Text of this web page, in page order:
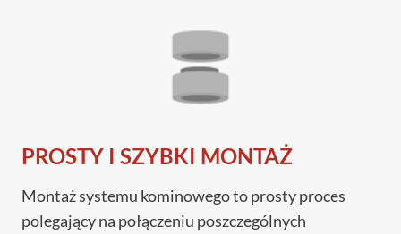
PROSTY I SZYBKI MONTAŻ
Montaż systemu kominowego to prosty proces
polegający na połączeniu poszczególnych